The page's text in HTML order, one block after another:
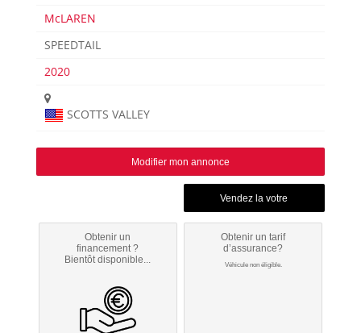
McLAREN
SPEEDTAIL
2020
SCOTTS VALLEY
Modifier mon annonce
Obtenir un
financement ?
Bientôt disponible...
Obtenir un tarif
d’assurance?
Véhicule non éligible.